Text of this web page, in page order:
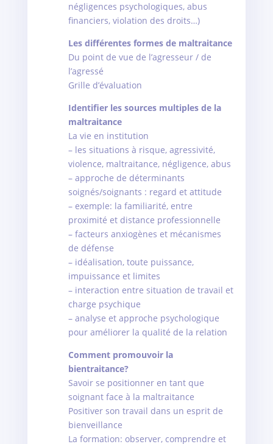
négligences psychologiques, abus
financiers, violation des droits…)
Les différentes formes de maltraitance
Du point de vue de l’agresseur / de
l’agressé
Grille d’évaluation
Identifier les sources multiples de la
maltraitance
La vie en institution
– les situations à risque, agressivité,
violence, maltraitance, négligence, abus
– approche de déterminants
soignés/soignants : regard et attitude
– exemple: la familiarité, entre
proximité et distance professionnelle
– facteurs anxiogènes et mécanismes
de défense
– idéalisation, toute puissance,
impuissance et limites
– interaction entre situation de travail et
charge psychique
– analyse et approche psychologique
pour améliorer la qualité de la relation
Comment promouvoir la
bientraitance?
Savoir se positionner en tant que
soignant face à la maltraitance
Positiver son travail dans un esprit de
bienveillance
La formation: observer, comprendre et